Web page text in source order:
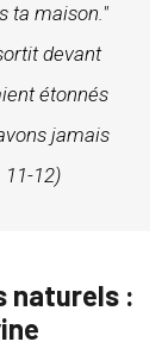
ta maison."
devant
étonnés
jamais
11-12)
naturels :